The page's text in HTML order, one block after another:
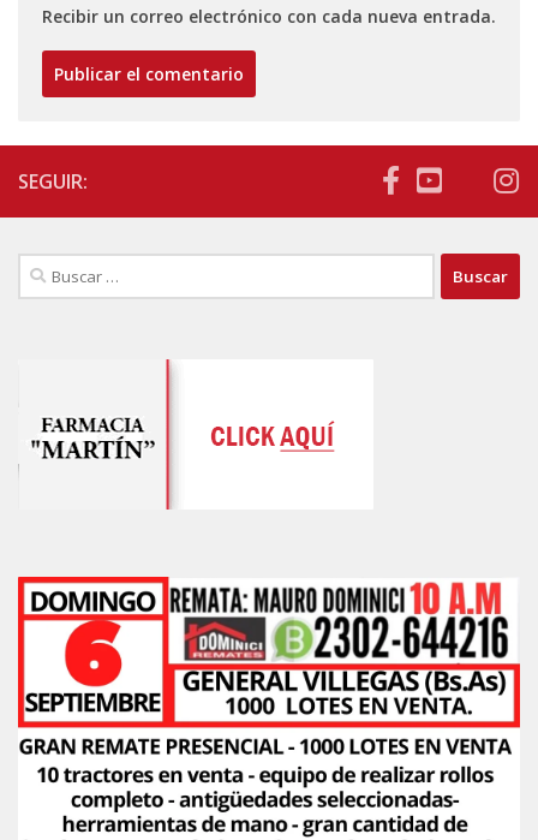
Recibir un correo electrónico con cada nueva entrada.
SEGUIR:
Buscar: